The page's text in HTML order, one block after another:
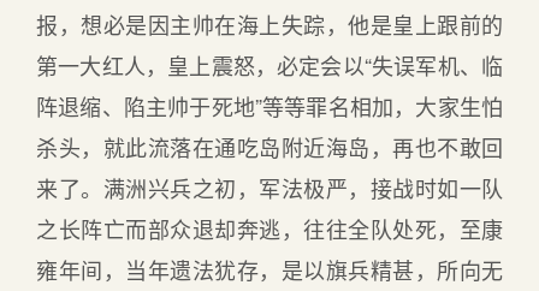
报，想必是因主帅在海上失踪，他是皇上跟前的
第一大红人，皇上震怒，必定会以“失误军机、临
阵退缩、陷主帅于死地”等等罪名相加，大家生怕
杀头，就此流落在通吃岛附近海岛，再也不敢回
来了。满洲兴兵之初，军法极严，接战时如一队
之长阵亡而部众退却奔逃，往往全队处死，至康
雍年间，当年遗法犹存，是以旗兵精甚，所向无